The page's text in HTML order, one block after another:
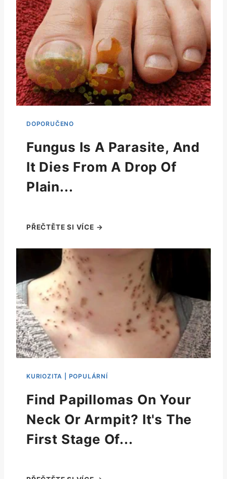
Fungus Is A Parasite, And
It Dies From A Drop Of
Plain...
Find Papillomas On Your
Neck Or Armpit? It's The
First Stage Of...